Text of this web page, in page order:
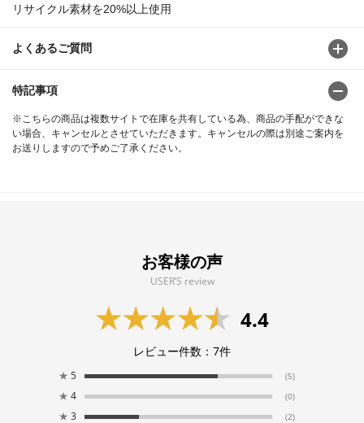
リサイクル素材を20%以上使用
よくあるご質問
特記事項
※こちらの商品は複数サイトで在庫を共有している為、商品の手配ができな
い場合、キャンセルとさせていただきます。キャンセルの際は別途ご案内を
お送りしますので予めご了承ください。
お客様の声
USER’S review
4.4
レビュー件数： 7件
★ 5 (5)
★ 4 (0)
★ 3 (2)